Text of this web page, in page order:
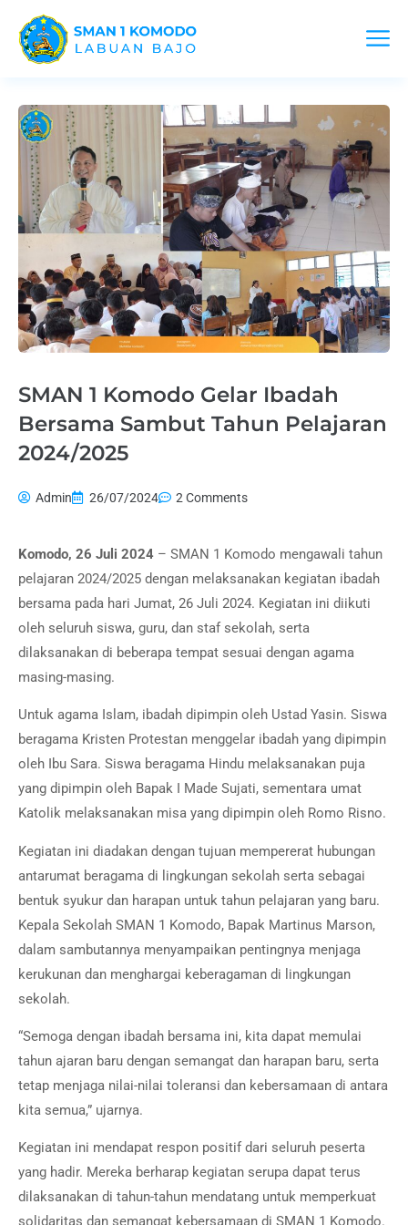
SMAN 1 Komodo Gelar Ibadah
Bersama Sambut Tahun Pelajaran
2024/2025
Admin 26/07/2024 2 Comments
Komodo, 26 Juli 2024 – SMAN 1 Komodo mengawali tahun
pelajaran 2024/2025 dengan melaksanakan kegiatan ibadah
bersama pada hari Jumat, 26 Juli 2024. Kegiatan ini diikuti
oleh seluruh siswa, guru, dan staf sekolah, serta
dilaksanakan di beberapa tempat sesuai dengan agama
masing-masing.
Untuk agama Islam, ibadah dipimpin oleh Ustad Yasin. Siswa
beragama Kristen Protestan menggelar ibadah yang dipimpin
oleh Ibu Sara. Siswa beragama Hindu melaksanakan puja
yang dipimpin oleh Bapak I Made Sujati, sementara umat
Katolik melaksanakan misa yang dipimpin oleh Romo Risno.
Kegiatan ini diadakan dengan tujuan mempererat hubungan
antarumat beragama di lingkungan sekolah serta sebagai
bentuk syukur dan harapan untuk tahun pelajaran yang baru.
Kepala Sekolah SMAN 1 Komodo, Bapak Martinus Marson,
dalam sambutannya menyampaikan pentingnya menjaga
kerukunan dan menghargai keberagaman di lingkungan
sekolah.
“Semoga dengan ibadah bersama ini, kita dapat memulai
tahun ajaran baru dengan semangat dan harapan baru, serta
tetap menjaga nilai-nilai toleransi dan kebersamaan di antara
kita semua,” ujarnya.
Kegiatan ini mendapat respon positif dari seluruh peserta
yang hadir. Mereka berharap kegiatan serupa dapat terus
dilaksanakan di tahun-tahun mendatang untuk memperkuat
solidaritas dan semangat kebersamaan di SMAN 1 Komodo.